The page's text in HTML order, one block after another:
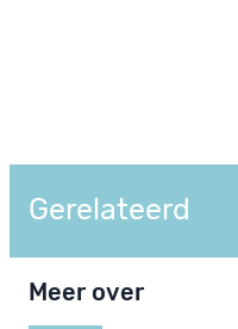
Gerelateerd
Meer over